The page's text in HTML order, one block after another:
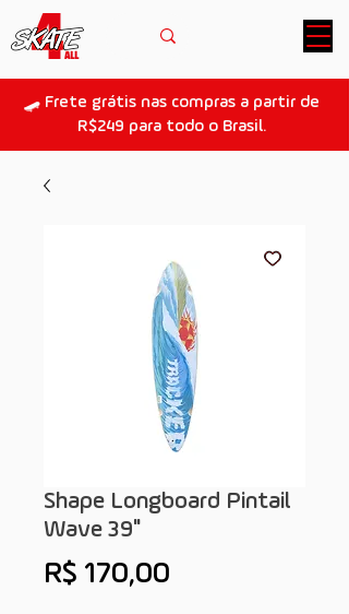
🛹 Frete grátis nas compras a partir de
R$249 para todo o Brasil.
Shape Longboard Pintail
Wave 39"
R$ 170,00